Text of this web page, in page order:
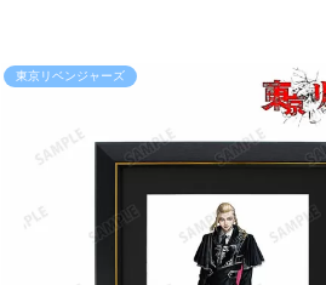
東京リベンジャーズ